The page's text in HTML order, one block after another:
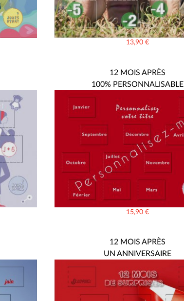
13,90 €
12 MOIS APRÈS
100% PERSONNALISABLE
15,90 €
12 MOIS APRÈS
UN ANNIVERSAIRE